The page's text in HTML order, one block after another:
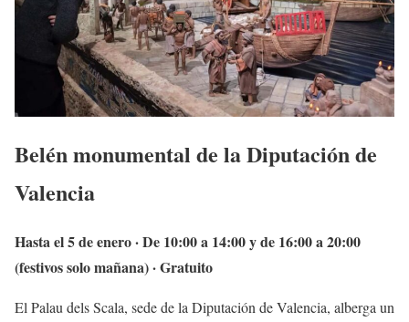
Belén monumental de la Diputación de
Valencia
Hasta el 5 de enero · De 10:00 a 14:00 y de 16:00 a 20:00
(festivos solo mañana) · Gratuito
El Palau dels Scala, sede de la Diputación de Valencia, alberga un